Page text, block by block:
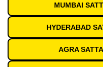
MUMBAI
HYDERABAD
AGRA